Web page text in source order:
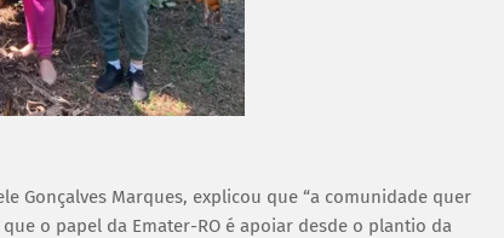
Gonçalves Marques, explicou que “a comunidade quer
o papel da Emater-RO é apoiar desde o plantio da